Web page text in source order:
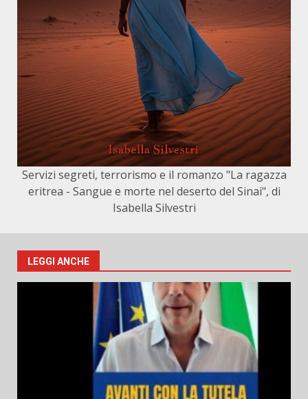
Servizi segreti, terrorismo e il romanzo "La ragazza
eritrea - Sangue e morte nel deserto del Sinai", di
Isabella Silvestri
LEGGI ANCHE